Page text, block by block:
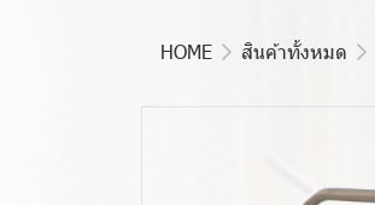
HOME สินค้าทั้งหมด